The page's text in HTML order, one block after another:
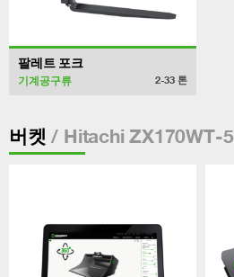
팔레트 포크
기계공구류 2-33 톤
버켓 / Hitachi ZX170WT-5